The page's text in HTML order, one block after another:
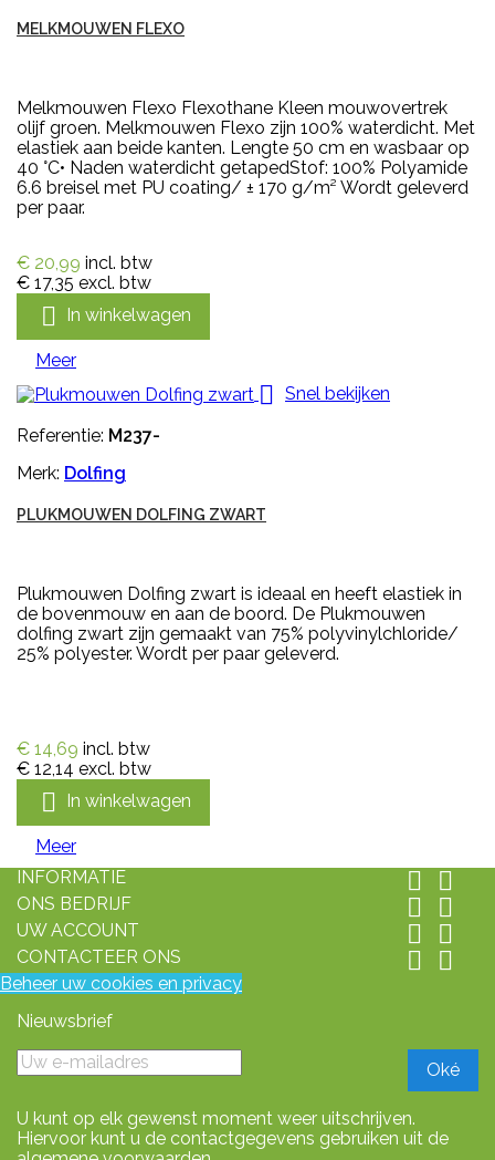
MELKMOUWEN FLEXO
Melkmouwen Flexo Flexothane Kleen mouwovertrek
olijf groen. Melkmouwen Flexo zijn 100% waterdicht. Met
elastiek aan beide kanten. Lengte 50 cm en wasbaar op
40 °C• Naden waterdicht getapedStof: 100% Polyamide
6.6 breisel met PU coating/ ± 170 g/m² Wordt geleverd
per paar.
€ 20,99 incl. btw
€ 17,35 excl. btw
 In winkelwagen
Meer
 Snel bekijken
Referentie: M237-
Merk: Dolfing
PLUKMOUWEN DOLFING ZWART
Plukmouwen Dolfing zwart is ideaal en heeft elastiek in
de bovenmouw en aan de boord. De Plukmouwen
dolfing zwart zijn gemaakt van 75% polyvinylchloride/
25% polyester. Wordt per paar geleverd.
€ 14,69 incl. btw
€ 12,14 excl. btw
 In winkelwagen
Meer
INFORMATIE
 
ONS BEDRIJF  
UW ACCOUNT  
CONTACTEER ONS  
Beheer uw cookies en privacy
Nieuwsbrief
U kunt op elk gewenst moment weer uitschrijven.
Hiervoor kunt u de contactgegevens gebruiken uit de